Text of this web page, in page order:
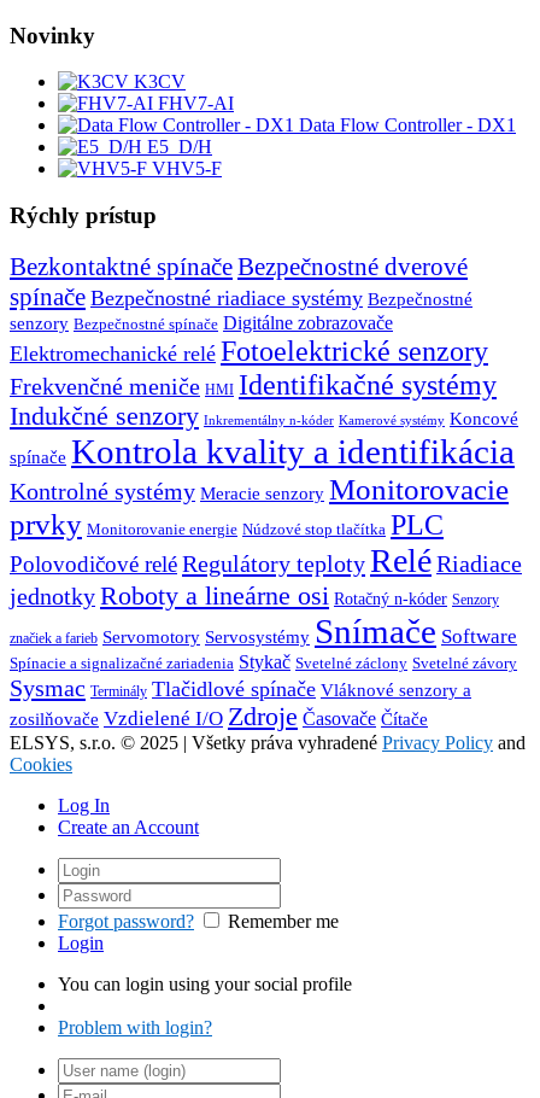
Novinky
K3CV
FHV7-AI
Data Flow Controller - DX1
E5_D/H
VHV5-F
Rýchly prístup
Bezkontaktné spínačeBezpečnostné dverové
spínače Bezpečnostné riadiace systémy Bezpečnostné
senzory Bezpečnostné spínače Digitálne zobrazovače
Elektromechanické relé Fotoelektrické senzory
Frekvenčné meniče HMI Identifikačné systémy
Indukčné senzory Inkrementálny n-kóder Kamerové systémy Koncové
spínače Kontrola kvality a identifikácia
Kontrolné systémy Meracie senzory Monitorovacie
prvky Monitorovanie energie Núdzové stop tlačítka PLC
Polovodičové reléRegulátory teplotyReléRiadiace
jednotkyRoboty a lineárne osi Rotačný n-kóder Senzory
značiek a farieb Servomotory Servosystémy Snímače Software
Spínacie a signalizačné zariadenia Stykač Svetelné záclony Svetelné závory
Sysmac Terminály Tlačidlové spínače Vláknové senzory a
zosilňovače Vzdielené I/O Zdroje Časovače Čítače
ELSYS, s.r.o. © 2025 | Všetky práva vyhradené Privacy Policy and
Cookies
Log In
Create an Account
Forgot password?
Remember me
Login
You can login using your social profile
Problem with login?